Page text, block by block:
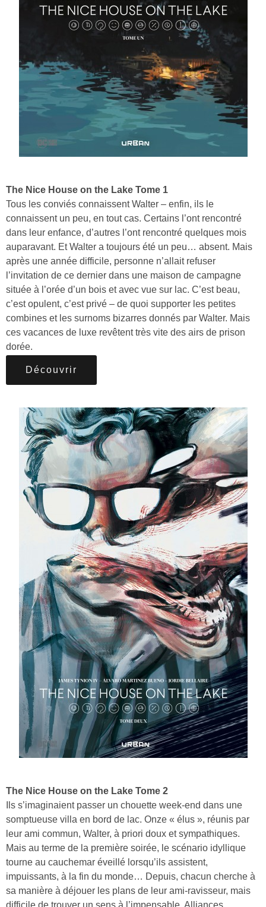
The Nice House on the Lake Tome 1
Tous les conviés connaissent Walter – enfin, ils le
connaissent un peu, en tout cas. Certains l’ont rencontré
dans leur enfance, d’autres l’ont rencontré quelques mois
auparavant. Et Walter a toujours été un peu… absent. Mais
après une année difficile, personne n’allait refuser
l’invitation de ce dernier dans une maison de campagne
située à l’orée d’un bois et avec vue sur lac. C’est beau,
c’est opulent, c’est privé – de quoi supporter les petites
combines et les surnoms bizarres donnés par Walter. Mais
ces vacances de luxe revêtent très vite des airs de prison
dorée.
Découvrir
The Nice House on the Lake Tome 2
Ils s’imaginaient passer un chouette week-end dans une
somptueuse villa en bord de lac. Onze « élus », réunis par
leur ami commun, Walter, à priori doux et sympathiques.
Mais au terme de la première soirée, le scénario idyllique
tourne au cauchemar éveillé lorsqu’ils assistent,
impuissants, à la fin du monde… Depuis, chacun cherche à
sa manière à déjouer les plans de leur ami-ravisseur, mais
difficile de trouver un sens à l’impensable. Alliances,